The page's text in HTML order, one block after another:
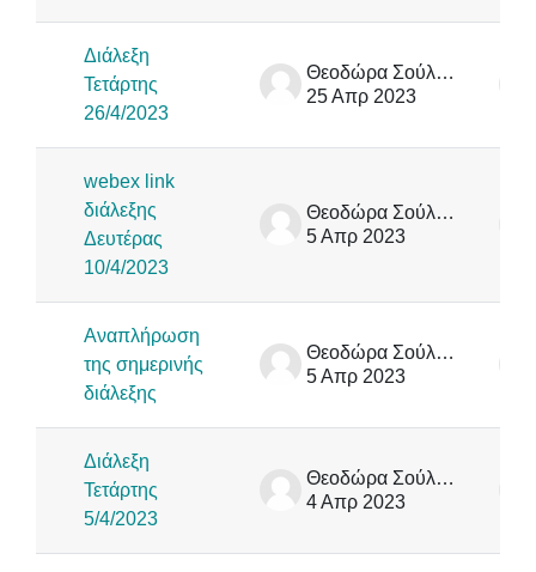
Διάλεξη
Τετάρτης
26/4/2023
Θεοδώρα Σούλιου
25 Απρ 2023
webex link
διάλεξης
Δευτέρας
10/4/2023
Θεοδώρα Σούλιου
5 Απρ 2023
Αναπλήρωση
της σημερινής
διάλεξης
Θεοδώρα Σούλιου
5 Απρ 2023
Διάλεξη
Τετάρτης
5/4/2023
Θεοδώρα Σούλιου
4 Απρ 2023